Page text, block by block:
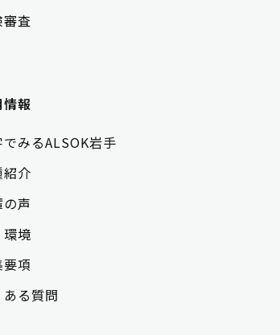
査
報
みるALSOK岩手
介
声
境
項
ある質問